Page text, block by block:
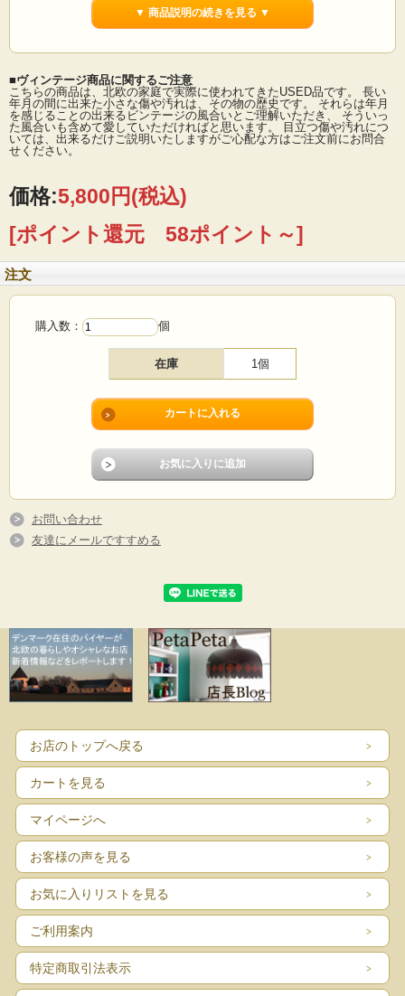
デンマークｍRosti社のヴィンテージメラミンボウルです。容量は3リットルで、
ほどよいサイズなのでお料理、お菓子作りに活躍しそうです。メラミン素材でオ
レンジの可愛らしいカラーはキッチンを明るく彩ってくれそうです。
■メーカー：Rosti
■サイズ ：Φ21.5cm、高さ13cm
テージコンディションです。
▼ 商品説明の続きを見る ▼
■ヴィンテージ商品に関するご注意
こちらの商品は、北欧の家庭で実際に使われてきたUSED品です。 長い
年月の間に出来た小さな傷や汚れは、その物の歴史です。 それらは年月
を感じることの出来るビンテージの風合いとご理解いただき、 そういっ
た風合いも含めて愛していただければと思います。 目立つ傷や汚れにつ
いては、出来るだけご説明いたしますがご心配な方はご注文前にお問合
せください。
価格:5,800円(税込)
[ポイント還元 58ポイント～]
注文
購入数： 個
在庫 1個
お問い合わせ
友達にメールですすめる
お店のトップへ戻る
カートを見る
マイページへ
お客様の声を見る
お気に入りリストを見る
ご利用案内
特定商取引法表示